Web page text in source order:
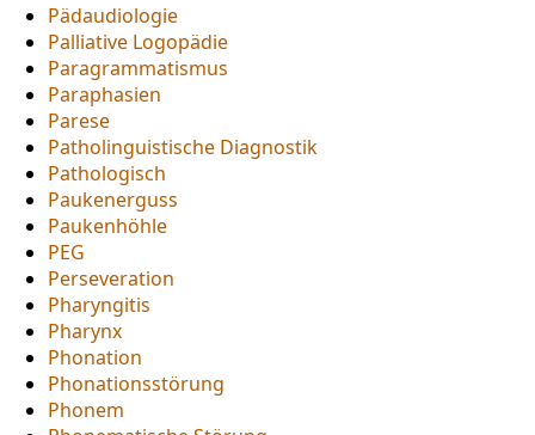
Pädaudiologie
Palliative Logopädie
Paragrammatismus
Paraphasien
Parese
Patholinguistische Diagnostik
Pathologisch
Paukenerguss
Paukenhöhle
PEG
Perseveration
Pharyngitis
Pharynx
Phonation
Phonationsstörung
Phonem